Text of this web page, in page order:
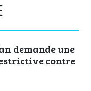
demande une
contre